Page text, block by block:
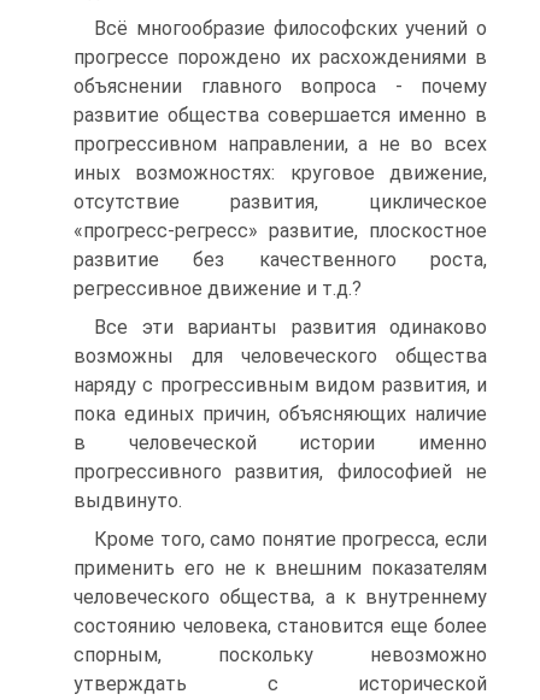
Всё многообразие философских учений о
прогрессе порождено их расхождениями в
объяснении главного вопроса - почему
развитие общества совершается именно в
прогрессивном направлении, а не во всех
иных возможностях: круговое движение,
отсутствие развития, циклическое
«прогресс-регресс» развитие, плоскостное
развитие без качественного роста,
регрессивное движение и т.д.?
Все эти варианты развития одинаково
возможны для человеческого общества
наряду с прогрессивным видом развития, и
пока единых причин, объясняющих наличие
в человеческой истории именно
прогрессивного развития, философией не
выдвинуто.
Кроме того, само понятие прогресса, если
применить его не к внешним показателям
человеческого общества, а к внутреннему
состоянию человека, становится еще более
спорным, поскольку невозможно
утверждать с исторической